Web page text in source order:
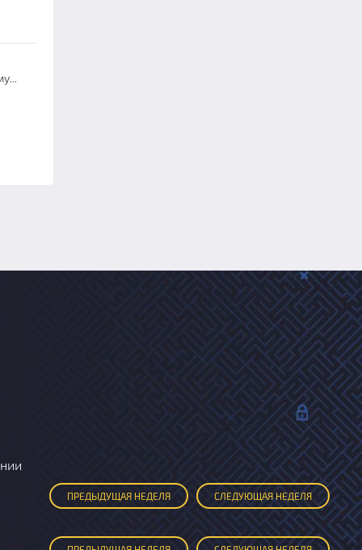
ПРЕДЫДУЩАЯ НЕДЕЛЯ СЛЕДУЮЩАЯ НЕДЕЛЯ